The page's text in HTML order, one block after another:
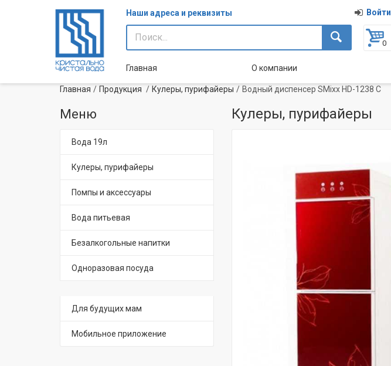
Войти
Наши адреса и реквизиты
Главная О компании
Главная Продукция Кулеры, пурифайеры Водный диспенсер SMixx HD-1238 C
Меню
Вода 19л
Кулеры, пурифайеры
Помпы и аксессуары
Вода питьевая
Безалкогольные напитки
Одноразовая посуда
Для будущих мам
Мобильное приложение
Кулеры, пурифайеры